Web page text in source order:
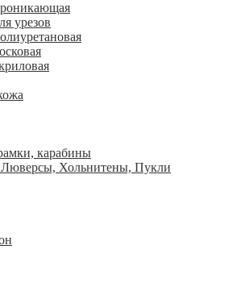
урезов
карабины
Хольнитены, Пукли